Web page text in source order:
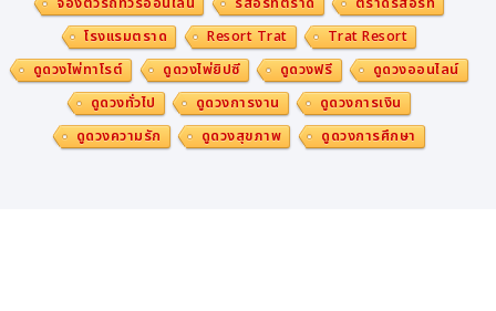
โรงแรมตราด
Resort Trat
Trat Resort
ดูดวงไพ่ทาโรต์
ดูดวงไพ่ยิปซี ดูดวงฟรี
ดูดวงออนไลน์
ดูดวงทั่วไป
ดูดวงการงาน
ดูดวงการเงิน
ดูดวงความรัก
ดูดวงสุขภาพ ดูดวงการศึกษา